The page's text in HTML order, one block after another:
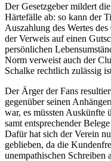
Der Gesetzgeber mildert
Härtefälle ab: so kann der
Auszahlung des Wertes
der Verweis auf einen
persönlichen
Norm verweist auch der
Schalke rechtlich zulässig
Der Ärger der Fans
gegenüber seinen
war, es müssten Auskünfte
samt entsprechender
Dafür hat sich der Verein
geblieben, da die
unempathischen Schreiben